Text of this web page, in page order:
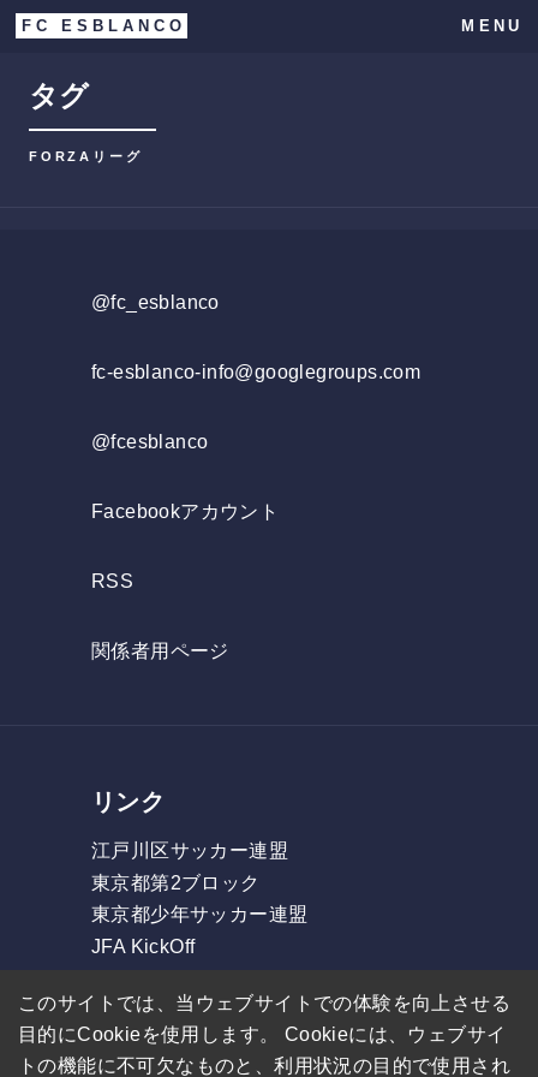
このサイトでは、当ウェブサイトでの体験を向上させる
目的にCookieを使用します。 Cookieには、ウェブサイ
トの機能に不可欠なものと、利用状況の目的で使用され
FC ESBLANCO MENU
タグ
FORZAリーグ
@fc_esblanco
fc-esblanco-info@googlegroups.com
@fcesblanco
Facebookアカウント
RSS
関係者用ページ
リンク
江戸川区サッカー連盟
東京都第2ブロック
東京都少年サッカー連盟
JFA KickOff
東部リーグ
GOリーグ